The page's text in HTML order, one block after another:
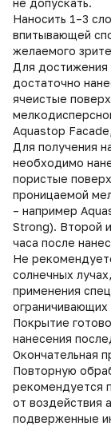
Наносить 1–3
впитывающей
желаемого
Для достижения
достаточно
ячеистые
Aquastop
Для получения
необходимо
пористые
проницаемой
– например
Strong). Второй
часа после
Не
солнечных
применения
Покрытие
нанесения
Окончательная
Повторную
рекомендуется
от воздействия
подверженные